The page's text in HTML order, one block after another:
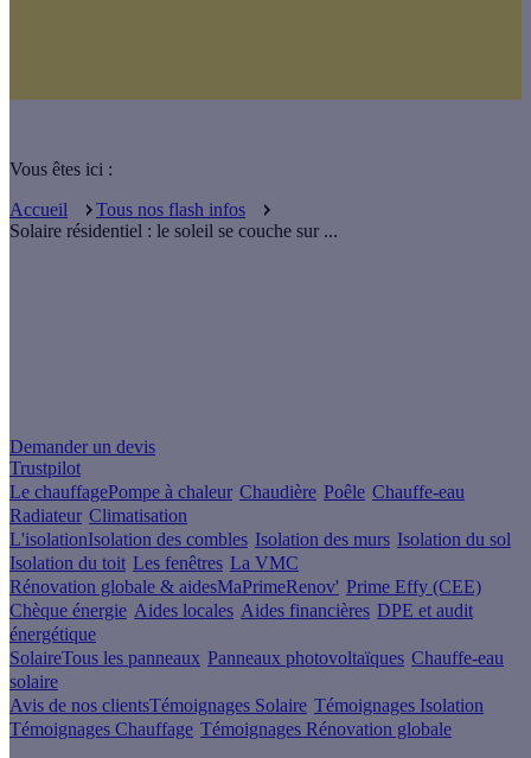
Vous êtes ici :
Accueil
Tous nos flash infos
Solaire résidentiel : le soleil se couche sur ...
Demander un devis
Trustpilot
Le chauffagePompe à chaleur Chaudière Poêle Chauffe-eau
Radiateur Climatisation
L'isolationIsolation des combles Isolation des murs Isolation du sol
Isolation du toit Les fenêtres La VMC
Rénovation globale & aidesMaPrimeRenov' Prime Effy (CEE)
Chèque énergie Aides locales Aides financières DPE et audit
énergétique
SolaireTous les panneaux Panneaux photovoltaïques Chauffe-eau
solaire
Avis de nos clientsTémoignages Solaire Témoignages Isolation
Témoignages Chauffage Témoignages Rénovation globale